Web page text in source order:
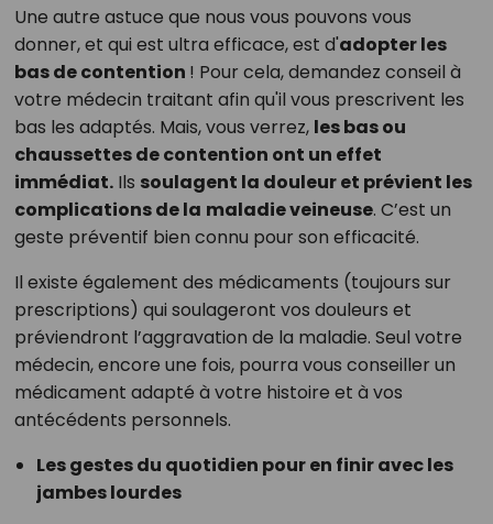
Une autre astuce que nous vous pouvons vous
donner, et qui est ultra efficace, est d'adopter les
bas de contention ! Pour cela, demandez conseil à
votre médecin traitant afin qu'il vous prescrivent les
bas les adaptés. Mais, vous verrez, les bas ou
chaussettes de contention ont un effet
immédiat.Ils soulagent la douleur et prévient les
complications de la maladie veineuse. C’est un
geste préventif bien connu pour son efficacité.
Il existe également des médicaments (toujours sur
prescriptions) qui soulageront vos douleurs et
préviendront l’aggravation de la maladie. Seul votre
médecin, encore une fois, pourra vous conseiller un
médicament adapté à votre histoire et à vos
antécédents personnels.
Les gestes du quotidien pour en finir avec les
jambes lourdes